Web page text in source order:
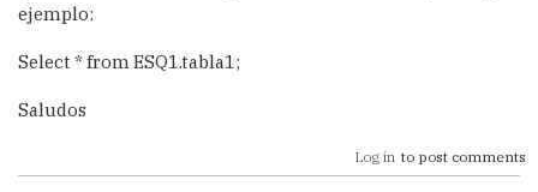
ejemplo:
Select * from ESQ1.tabla1;
Saludos
Log in to post comments